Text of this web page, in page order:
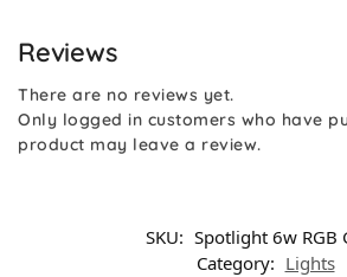
Reviews
There are no reviews yet.
Only logged in customers who have
product may leave a review.
SKU: Spotlight 6w RGB
Category: Lights